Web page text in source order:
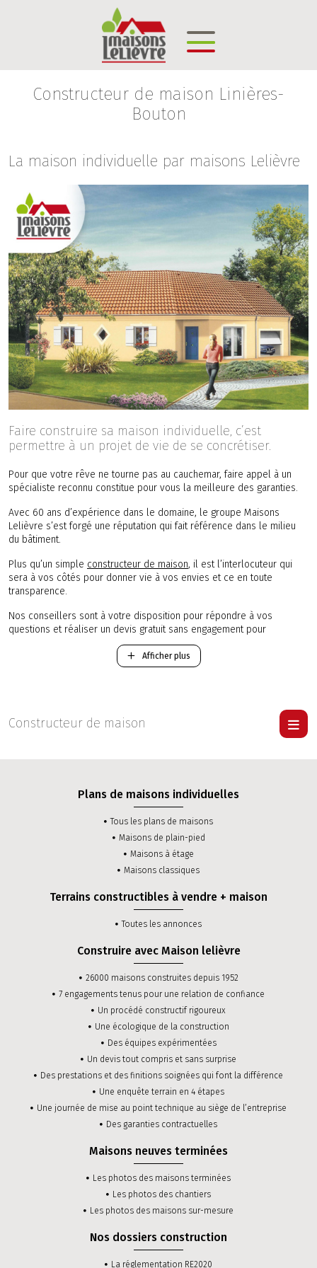
Constructeur de maison Linières-
Bouton
La maison individuelle par maisons Lelièvre
Faire construire sa maison individuelle, c’est
permettre à un projet de vie de se concrétiser.
Pour que votre rêve ne tourne pas au cauchemar, faire appel à un
spécialiste reconnu constitue pour vous la meilleure des garanties.
Avec 60 ans d’expérience dans le domaine, le groupe Maisons
Lelièvre s’est forgé une réputation qui fait référence dans le milieu
du bâtiment.
Plus qu’un simple constructeur de maison, il est l’interlocuteur qui
sera à vos côtés pour donner vie à vos envies et ce en toute
transparence.
Nos conseillers sont à votre disposition pour répondre à vos
questions et réaliser un devis gratuit sans engagement pour
l’édification de votre future maison neuve dans le département
Pour visiter une maison Lelièvre
Afficher plus
Constructeur de maison
Plans de maisons individuelles
Tous les plans de maisons
Maisons de plain-pied
Maisons à étage
Maisons classiques
Terrains constructibles à vendre + maison
Toutes les annonces
Construire avec Maison lelièvre
26000 maisons construites depuis 1952
7 engagements tenus pour une relation de confiance
Un procédé constructif rigoureux
Une écologique de la construction
Des équipes expérimentées
Un devis tout compris et sans surprise
Des prestations et des finitions soignées qui font la différence
Une enquête terrain en 4 étapes
Une journée de mise au point technique au siège de l’entreprise
Des garanties contractuelles
Maisons neuves terminées
Les photos des maisons terminées
Les photos des chantiers
Les photos des maisons sur-mesure
Nos dossiers construction
La réglementation RE2020